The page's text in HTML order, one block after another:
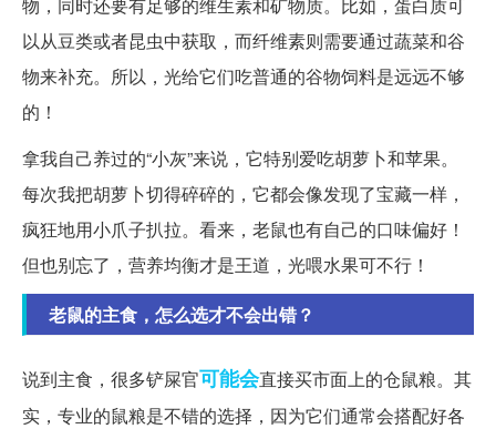
以从豆类或者昆虫中获取，而纤维素则需要通过蔬菜和谷
物来补充。所以，光给它们吃普通的谷物饲料是远远不够
的！
拿我自己养过的“小灰”来说，它特别爱吃胡萝卜和苹果。
每次我把胡萝卜切得碎碎的，它都会像发现了宝藏一样，
疯狂地用小爪子扒拉。看来，老鼠也有自己的口味偏好！
但也别忘了，营养均衡才是王道，光喂水果可不行！
老鼠的主食，怎么选才不会出错？
说到主食，很多铲屎官可能会直接买市面上的仓鼠粮。其
实，专业的鼠粮是不错的选择，因为它们通常会搭配好各